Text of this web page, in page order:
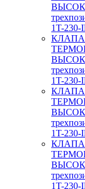
1T-230-
1T-230-
1T-230-
1T-230-